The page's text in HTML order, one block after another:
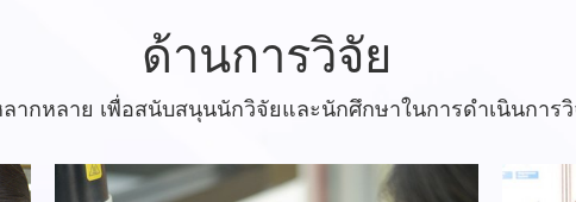
ด้านการวิจัย
ากหลาย เพื่อสนับสนุนนักวิจัยและนักศึกษาในการดำเนินการวิ